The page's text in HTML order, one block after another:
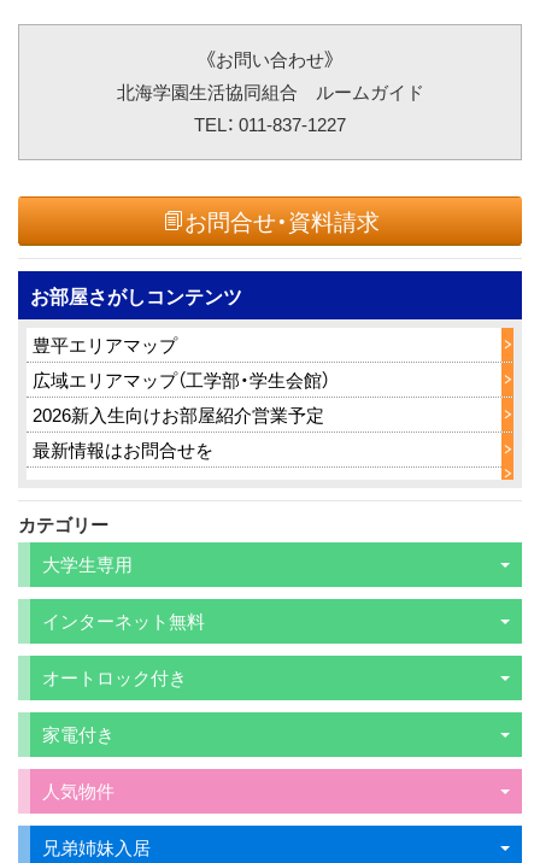
《お問い合わせ》
北海学園生活協同組合 ルームガイド
TEL： 011-837-1227
お問合せ・資料請求
お部屋さがしコンテンツ
豊平エリアマップ
広域エリアマップ（工学部・学生会館）
2026新入生向けお部屋紹介営業予定
最新情報はお問合せを
カテゴリー
大学生専用
インターネット無料
オートロック付き
家電付き
人気物件
兄弟姉妹入居